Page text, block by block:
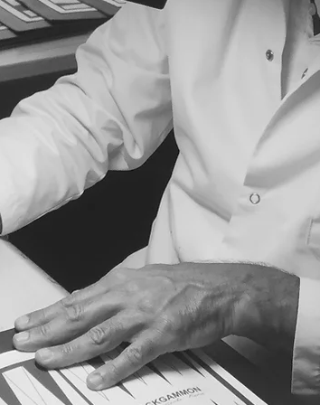
attention toutefois
différences de